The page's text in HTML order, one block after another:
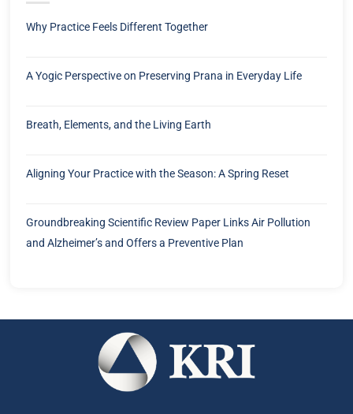
Why Practice Feels Different Together
A Yogic Perspective on Preserving Prana in Everyday Life
Breath, Elements, and the Living Earth
Aligning Your Practice with the Season: A Spring Reset
Groundbreaking Scientific Review Paper Links Air Pollution
and Alzheimer’s and Offers a Preventive Plan